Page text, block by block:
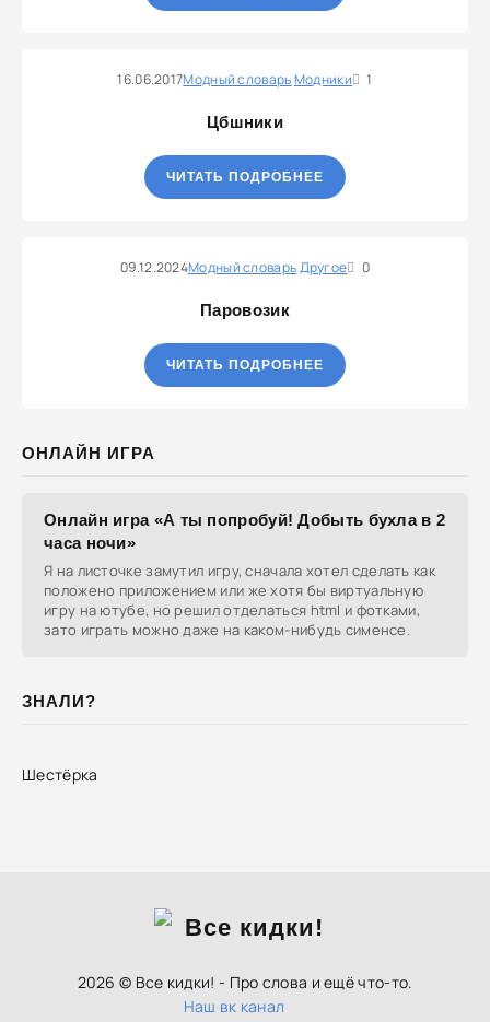
16.06.2017Модный словарьМодники 1
Цбшники
ЧИТАТЬ ПОДРОБНЕЕ
09.12.2024Модный словарьДругое 0
Паровозик
ЧИТАТЬ ПОДРОБНЕЕ
ОНЛАЙН ИГРА
Онлайн игра «А ты попробуй! Добыть бухла в 2
часа ночи»
Я на листочке замутил игру, сначала хотел сделать как
положено приложением или же хотя бы виртуальную
игру на ютубе, но решил отделаться html и фотками,
зато играть можно даже на каком-нибудь сименсе.
ЗНАЛИ?
Шестёрка
2026 © Все кидки! - Про слова и ещё что-то.
Наш вк канал